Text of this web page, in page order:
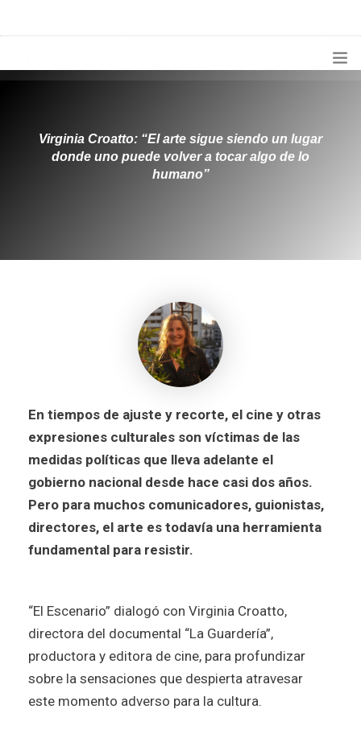
¿QUIÉNES SOMOS?
Virginia Croatto: “El arte sigue siendo un lugar
donde uno puede volver a tocar algo de lo
humano”
En tiempos de ajuste y recorte, el cine y otras
expresiones culturales son víctimas de las
medidas políticas que lleva adelante el
gobierno nacional desde hace casi dos años.
Pero para muchos comunicadores, guionistas,
directores, el arte es todavía una herramienta
fundamental para resistir.
“El Escenario” dialogó con Virginia Croatto,
directora del documental “La Guardería”,
productora y editora de cine, para profundizar
sobre la sensaciones que despierta atravesar
este momento adverso para la cultura.